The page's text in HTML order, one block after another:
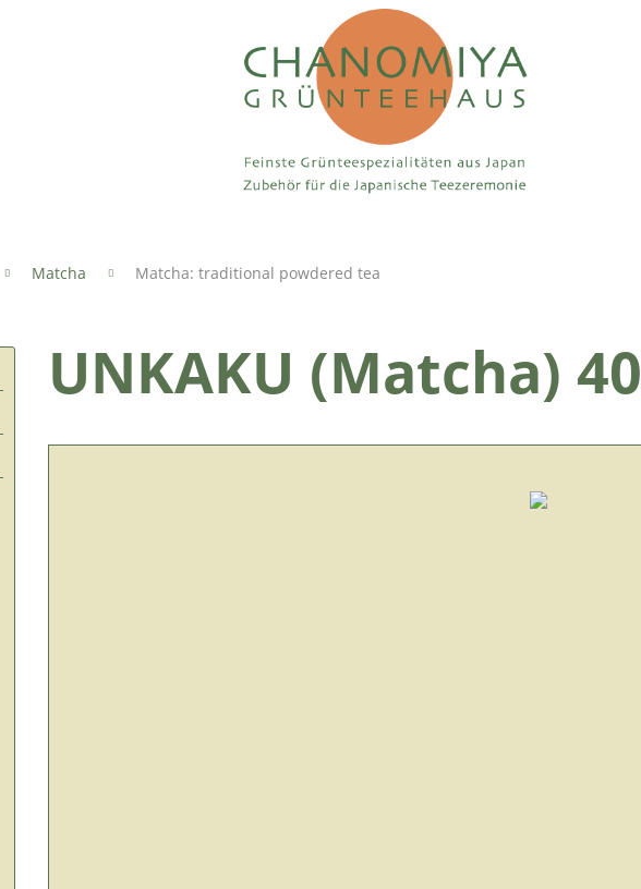
Matcha Matcha: traditional powdered tea
UNKAKU (Matcha)